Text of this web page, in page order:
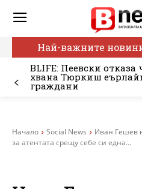
Най-важните
BLIFE: Пеевски отказа
хвана Тюркиш
граждани
Начало Social News
Иван Гешев
за атентата срещу себе си една...